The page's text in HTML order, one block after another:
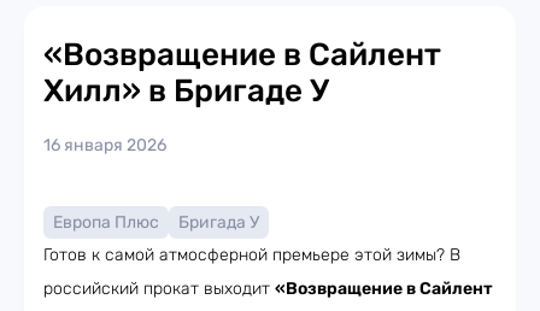
«Возвращение в Сайлент
Хилл» в Бригаде У
16 января 2026
Европа Плюс
Бригада У
Готов к самой атмосферной премьере этой зимы? В
российский прокат выходит «Возвращение в Сайлент